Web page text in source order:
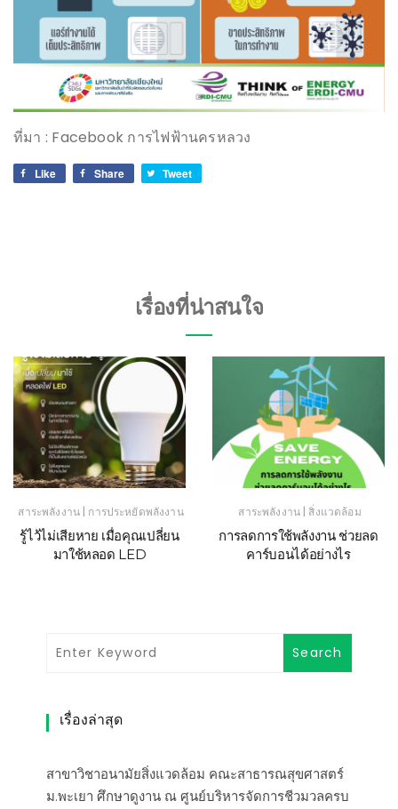
ที่มา : Facebook การไฟฟ้านครหลวง
Like Share Tweet
เรื่องที่น่าสนใจ
สาระพลังงาน | การประหยัดพลังงาน
รู้ไว้ไม่เสียหาย เมื่อคุณเปลี่ยน
มาใช้หลอด LED
สาระพลังงาน | สิ่งแวดล้อม
การลดการใช้พลังงาน ช่วยลด
คาร์บอนได้อย่างไร
เรื่องล่าสุด
สาขาวิชาอนามัยสิ่งแวดล้อม คณะสาธารณสุขศาสตร์
ม.พะเยา ศึกษาดูงาน ณ ศูนย์บริหารจัดการชีวมวลครบ